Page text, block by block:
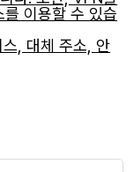
이용할 수 있습
, 대체 주소, 안